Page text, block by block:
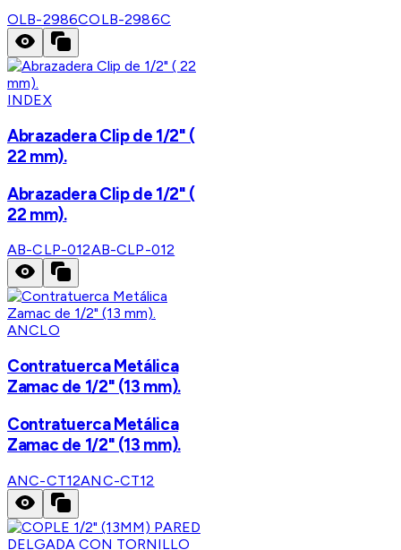
OLB-2986COLB-2986C
INDEX
Abrazadera Clip de 1/2" (
22 mm).
Abrazadera Clip de 1/2" (
22 mm).
AB-CLP-012AB-CLP-012
ANCLO
Contratuerca Metálica
Zamac de 1/2" (13 mm).
Contratuerca Metálica
Zamac de 1/2" (13 mm).
ANC-CT12ANC-CT12